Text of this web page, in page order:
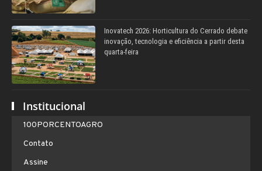
Inovatech 2026: Horticultura do Cerrado debate
inovação, tecnologia e eficiência a partir desta
quarta-feira
Institucional
100PORCENTOAGRO
Contato
Assine